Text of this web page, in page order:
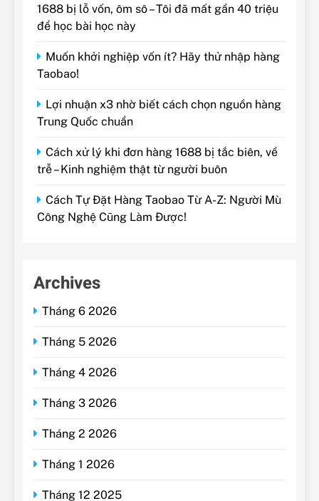
1688 bị lỗ vốn, ôm sô – Tôi đã mất gần 40 triệu
để học bài học này
Muốn khởi nghiệp vốn ít? Hãy thử nhập hàng
Taobao!
Lợi nhuận x3 nhờ biết cách chọn nguồn hàng
Trung Quốc chuẩn
Cách xử lý khi đơn hàng 1688 bị tắc biên, về
trễ – Kinh nghiệm thật từ người buôn
Cách Tự Đặt Hàng Taobao Từ A-Z: Người Mù
Công Nghệ Cũng Làm Được!
Archives
Tháng 6 2026
Tháng 5 2026
Tháng 4 2026
Tháng 3 2026
Tháng 2 2026
Tháng 1 2026
Tháng 12 2025